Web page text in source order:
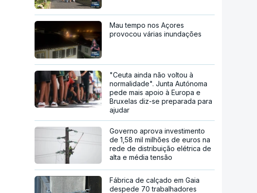
Mau tempo nos Açores
provocou várias inundações
"Ceuta ainda não voltou à
normalidade". Junta Autónoma
pede mais apoio à Europa e
Bruxelas diz-se preparada para
ajudar
Governo aprova investimento
de 1,58 mil milhões de euros na
rede de distribuição elétrica de
alta e média tensão
Fábrica de calçado em Gaia
despede 70 trabalhadores